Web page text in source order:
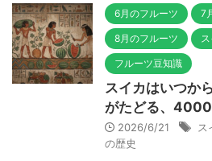
6月のフルーツ 7
8月のフルーツ
フルーツ豆知識
スイカはいつか
がたどる、4000
2026/6/21 ス
の歴史